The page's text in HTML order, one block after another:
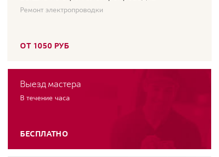
Ремонт электропроводки
ОТ 1050 РУБ
Выезд мастера
В течение часа
БЕСПЛАТНО